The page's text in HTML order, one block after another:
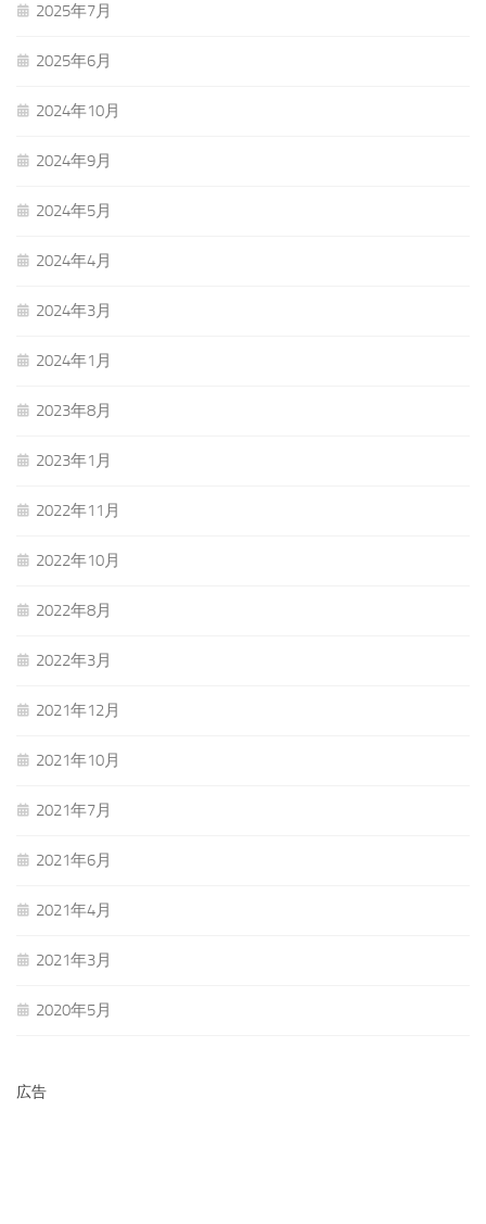
2025年7月
2025年6月
2024年10月
2024年9月
2024年5月
2024年4月
2024年3月
2024年1月
2023年8月
2023年1月
2022年11月
2022年10月
2022年8月
2022年3月
2021年12月
2021年10月
2021年7月
2021年6月
2021年4月
2021年3月
2020年5月
広告